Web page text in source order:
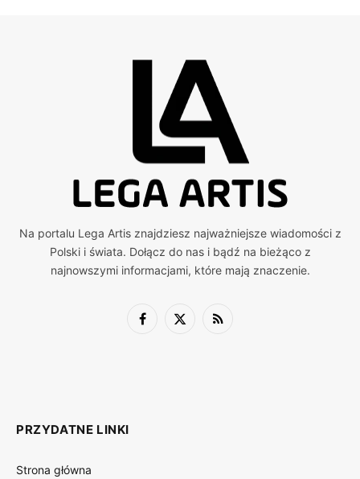
Na portalu Lega Artis znajdziesz najważniejsze wiadomości z
Polski i świata. Dołącz do nas i bądź na bieżąco z
najnowszymi informacjami, które mają znaczenie.
Facebook
X
RSS
PRZYDATNE LINKI
Strona główna